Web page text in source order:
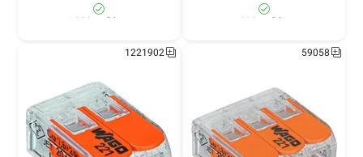
Jordskinne 1 meter, 130 hull
>1 000+ på lager >1 000+ på lager
1221902 59058